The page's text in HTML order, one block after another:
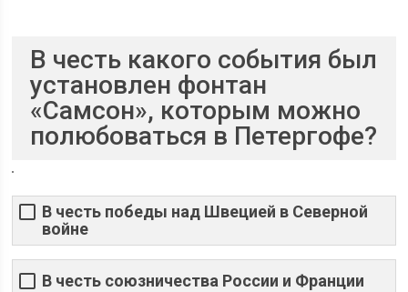
В честь какого события был
установлен фонтан
«Самсон», которым можно
полюбоваться в Петергофе?
В честь победы над Швецией в Северной
войне
В честь союзничества России и Франции